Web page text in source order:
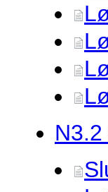
N3.2